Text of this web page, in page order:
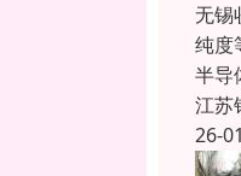
无锡
纯度
半导
江苏
26-